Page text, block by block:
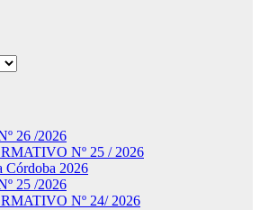
26 /2026
Nº 25 / 2026
Córdoba 2026
25 /2026
Nº 24/ 2026